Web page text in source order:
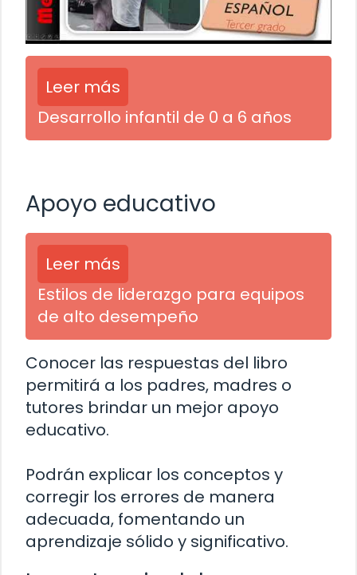
Leer más
Desarrollo infantil de 0 a 6 años
Apoyo educativo
Leer más
Estilos de liderazgo para equipos
de alto desempeño
Conocer las respuestas del libro
permitirá a los padres, madres o
tutores brindar un mejor apoyo
educativo.
Podrán explicar los conceptos y
corregir los errores de manera
adecuada, fomentando un
aprendizaje sólido y significativo.